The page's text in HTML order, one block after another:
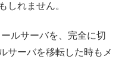
しれません。
ルサーバを、完全に切
サーバを移転した時もメ